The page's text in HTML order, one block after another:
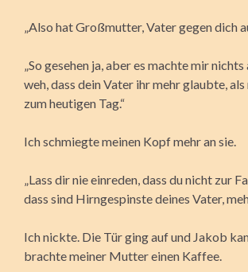
„Also hat Großmutter, Vater gegen dich
„So gesehen ja, aber es machte mir
weh, dass dein Vater ihr mehr glaubte,
zum heutigen Tag.“
Ich schmiegte meinen Kopf mehr an sie.
„Lass dir nie einreden, dass du nicht zur
dass sind Hirngespinste deines Vater,
Ich nickte. Die Tür ging auf und Jakob
brachte meiner Mutter einen Kaffee.